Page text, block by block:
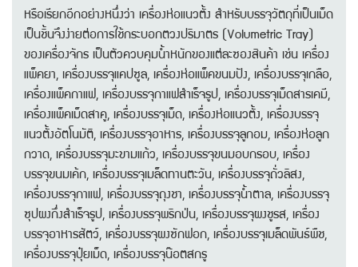
หรือเรียกอีกอย่างหนึ่งว่า เครื่องห่อแนวตั้ง สำหรับบรรจุวัตถุที่เป็นเม็ด
เป็นชิ้นจึงง่ายต่อการใช้กระบอกตวงปริมาตร (Volumetric Tray)
ของเครื่องจักร เป็นตัวควบคุมน้ำหนักของแต่ละซองสินค้า เช่น เครื่อง
แพ็คยา, เครื่องบรรจุแคปซูล, เครื่องห่อแพ็คขนมปัง, เครื่องบรรจุเกลือ,
เครื่องแพ็คกาแฟ, เครื่องบรรจุกาแฟสำเร็จรูป, เครื่องบรรจุเม็ดสารเคมี,
เครื่องแพ็คเม็ดสาคู, เครื่องบรรจุเม็ด, เครื่องห่อแนวตั้ง, เครื่องบรรจุ
แนวตั้งอัตโนมัติ, เครื่องบรรจุอาหาร, เครื่องบรรจุลูกอม, เครื่องห่อลูก
กวาด, เครื่องบรรจุมะขามแก้ว, เครื่องบรรจุขนมอบกรอบ, เครื่อง
บรรจุขนมเค้ก, เครื่องบรรจุเมล็ดทานตะวัน, เครื่องบรรจุถั่วลิสง,
เครื่องบรรจุกาแฟ, เครื่องบรรจุถุงชา, เครื่องบรรจุน้ำตาล, เครื่องบรรจุ
ซุปผงกึ่งสำเร็จรูป, เครื่องบรรจุพริกป่น, เครื่องบรรจุผงชูรส, เครื่อง
บรรจุอาหารสัตว์, เครื่องบรรจุผงซักฟอก, เครื่องบรรจุเมล็ดพันธ์พืช,
เครื่องบรรจุปุ๋ยเม็ด, เครื่องบรรจุน๊อตสกรู